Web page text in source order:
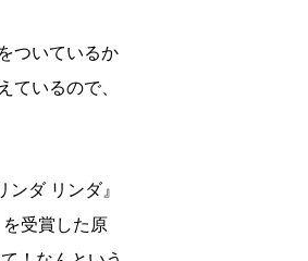
ついているか
ているので、
ダ リンダ』
受賞した原